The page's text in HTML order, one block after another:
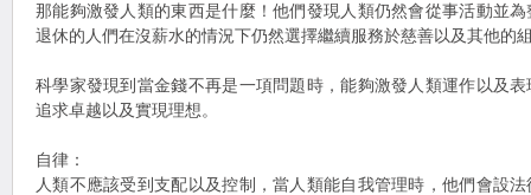
那能夠激發人類的東西是什麼！他們發現人類仍然會從事活動並
退休的人們在沒薪水的情況下仍然選擇繼續服務於慈善以及其他的
科學家發現到當金錢不再是一項問題時，能夠激發人類運作以及
追求卓越以及實現理想。
自律：
人類不應該受到支配以及控制，當人類能自我管理時，他們會設